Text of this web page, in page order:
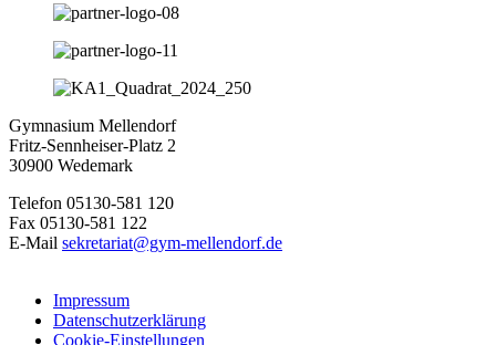
Gymnasium Mellendorf
Fritz-Sennheiser-Platz 2
30900 Wedemark
Telefon 05130-581 120
Fax 05130-581 122
E-Mail sekretariat@gym-mellendorf.de
Impressum
Datenschutzerklärung
Cookie-Einstellungen